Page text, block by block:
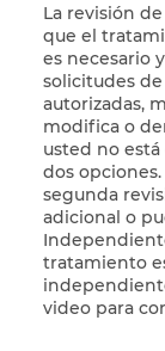
La revisión
que el
es necesario
solicitudes
autorizadas,
modifica o
usted no
dos
segunda
adicional o
tratamiento
video para